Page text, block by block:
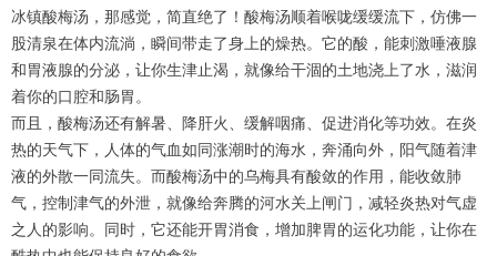
冰镇酸梅汤，那感觉，简直绝了！酸梅汤顺着喉咙缓缓流下，仿佛一
股清泉在体内流淌，瞬间带走了身上的燥热。它的酸，能刺激唾液腺
和胃液腺的分泌，让你生津止渴，就像给干涸的土地浇上了水，滋润
着你的口腔和肠胃。
而且，酸梅汤还有解暑、降肝火、缓解咽痛、促进消化等功效。在炎
热的天气下，人体的气血如同涨潮时的海水，奔涌向外，阳气随着津
液的外散一同流失。而酸梅汤中的乌梅具有酸敛的作用，能收敛肺
气，控制津气的外泄，就像给奔腾的河水关上闸门，减轻炎热对气虚
之人的影响。同时，它还能开胃消食，增加脾胃的运化功能，让你在